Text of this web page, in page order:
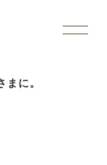
まに。